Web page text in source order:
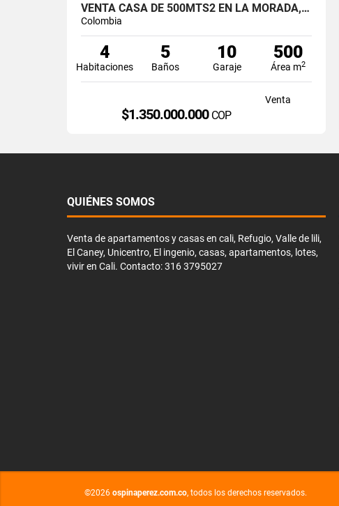
VENTA CASA DE 500MTS2 EN LA MORADA, JAMUNDÍ. 7491-1
Colombia
4
Habitaciones
5
Baños
10
Garaje
500
Área m2
Venta
$1.350.000.000 COP
QUIÉNES SOMOS
Venta de apartamentos y casas en cali, Refugio, Valle de lili,
El Caney, Unicentro, El ingenio, casas, apartamentos, lotes,
vivir en Cali. Contacto: 316 3795027
©2026 ospinaperez.com.co, todos los derechos reservados.